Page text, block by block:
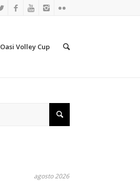
Oasi Volley Cup
agosto 2026